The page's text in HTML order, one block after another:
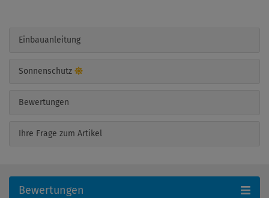
Einbauanleitung
Sonnenschutz
Bewertungen
Ihre Frage zum Artikel
Bewertungen